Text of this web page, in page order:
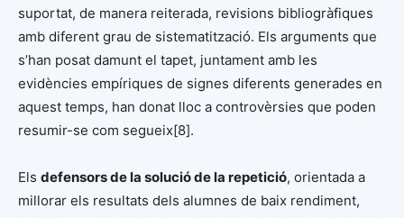
suportat, de manera reiterada, revisions bibliogràfiques
amb diferent grau de sistematització. Els arguments que
s’han posat damunt el tapet, juntament amb les
evidències empíriques de signes diferents generades en
aquest temps, han donat lloc a controvèrsies que poden
resumir-se com segueix[8].
Els defensors de la solució de la repetició, orientada a
millorar els resultats dels alumnes de baix rendiment,